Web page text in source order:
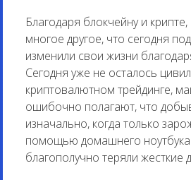
Благодаря блокчейну и
многое другое, что сегодня
изменили свои жизни
Сегодня уже не осталось
криптовалютном трейдинге,
ошибочно полагают, что
изначально, когда только
помощью домашнего
благополучно теряли жесткие